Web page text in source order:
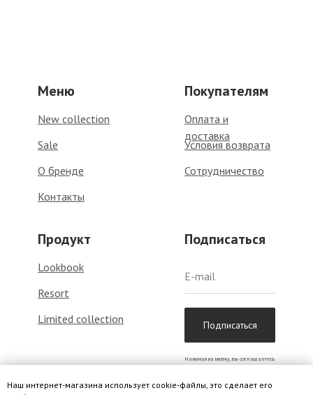
Меню
New collection
Sale
О бренде
Покупателям
Оплата и
доставка
Условия возврата
Сотрудничество
Контакты
Продукт
Lookbook
Resort
Limited collection
Подписаться
Подписаться
Нажимая на кнопку, вы соглашаетесь
сполитикой обработки данных
Наш интернет-магазина использует cookie-файлы, это сделает его